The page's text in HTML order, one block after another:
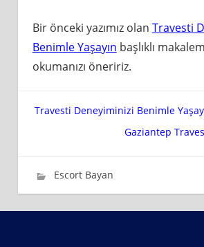
Bir önceki yazımız olan Travesti
Benimle Yaşayın başlıklı
okumanızı öneririz.
Yazı
gezinmesi
Travesti Deneyiminizi Benimle
Gaziantep
Mart 28, 2019
wpadmin_637ca3
Escort Bayan